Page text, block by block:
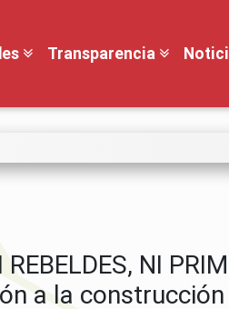
Transparencia
NI
a la